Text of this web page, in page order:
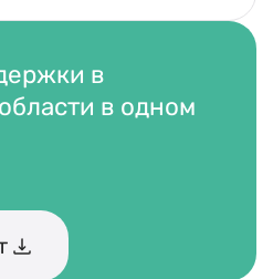
в
в одном